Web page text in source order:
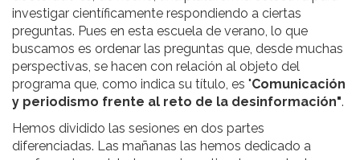
investigar científicamente respondiendo a ciertas
preguntas. Pues en esta escuela de verano, lo que
buscamos es ordenar las preguntas que, desde muchas
perspectivas, se hacen con relación al objeto del
programa que, como indica su título, es "Comunicación
y periodismo frente al reto de la desinformación".
Hemos dividido las sesiones en dos partes
diferenciadas. Las mañanas las hemos dedicado a